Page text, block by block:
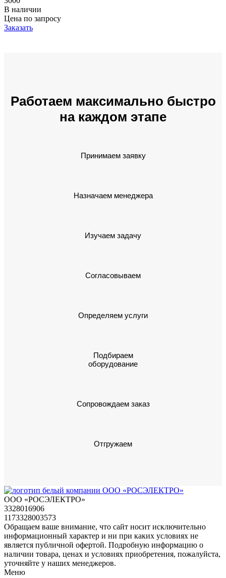
В наличии
Цена по запросу
Заказать
Работаем максимально быстро
на каждом этапе
Принимаем заявку
Назначаем менеджера
Изучаем задачу
Согласовываем
Определяем услуги
Подбираем
оборудование
Сопровождаем заказ
Отгружаем
ООО «РОСЭЛЕКТРО»
3328016906
1173328003573
Обращаем ваше внимание, что сайт носит исключительно
информационный характер и ни при каких условиях не
является публичной офертой. Подробную информацию о
наличии товара, ценах и условиях приобретения, пожалуйста,
уточняйте у наших менеджеров.
Меню